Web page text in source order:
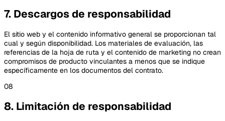
7. Descargos de responsabilidad
El sitio web y el contenido informativo general se proporcionan tal
cual y según disponibilidad. Los materiales de evaluación, las
referencias de la hoja de ruta y el contenido de marketing no crean
compromisos de producto vinculantes a menos que se indique
específicamente en los documentos del contrato.
08
8. Limitación de responsabilidad